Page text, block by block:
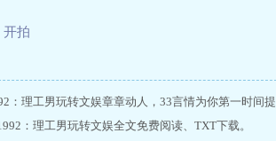
开拍
：理工男玩转文娱章章动人，33言情为你第一时间提
：理工男玩转文娱全文免费阅读、TXT下载。